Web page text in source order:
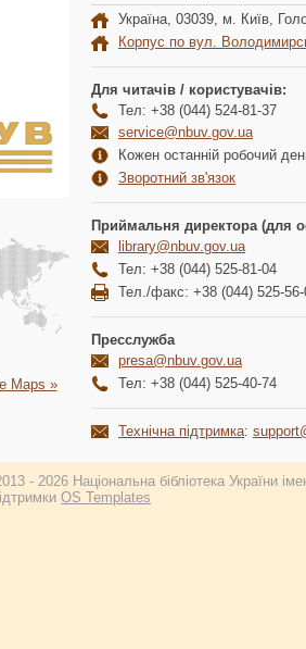
Maps »
Україна, 03039, м. Київ,
Корпус по вул.
Для читачів / користувачів:
Тел: +38 (044) 524-81-37
service@nbuv.gov.ua
Кожен останній робочий
Зворотний зв'язок
Приймальня директора (для
library@nbuv.gov.ua
Тел: +38 (044) 525-81-04
Тел./факс: +38 (044) 525-56-
Пресслужба
presa@nbuv.gov.ua
Тел: +38 (044) 525-40-74
Технічна підтримка:
- 2026 Національна бібліотека України
OS Templates